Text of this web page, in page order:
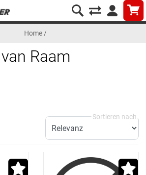
Home/
van Raam